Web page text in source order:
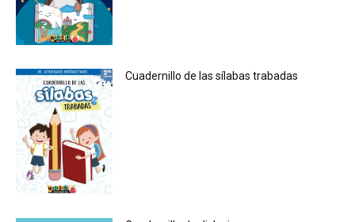
Cuadernillo de las sílabas trabadas